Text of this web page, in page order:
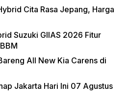
Cita Rasa Jepang, Harga
Suzuki GIIAS 2026 Fitur
All New Kia Carens di
Jakarta Hari Ini 07 Agustus